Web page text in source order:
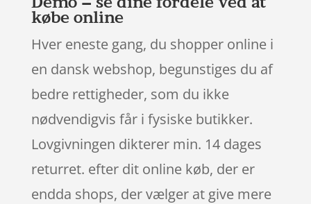
købe online
Hver eneste gang, du shopper online i
en dansk webshop, begunstiges du af
bedre rettigheder, som du ikke
nødvendigvis får i fysiske butikker.
Lovgivningen dikterer min. 14 dages
returret. efter dit online køb, der er
endda shops, der vælger at give mere